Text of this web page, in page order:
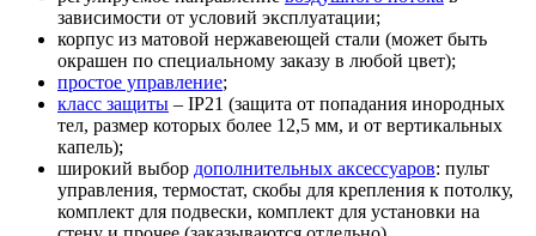
зависимости от условий эксплуатации;
корпус из матовой нержавеющей стали (может быть
окрашен по специальному заказу в любой цвет);
простое управление;
класс защиты – IP21 (защита от попадания инородных
тел, размер которых более 12,5 мм, и от вертикальных
капель);
широкий выбор дополнительных аксессуаров: пульт
управления, термостат, скобы для крепления к потолку,
комплект для подвески, комплект для установки на